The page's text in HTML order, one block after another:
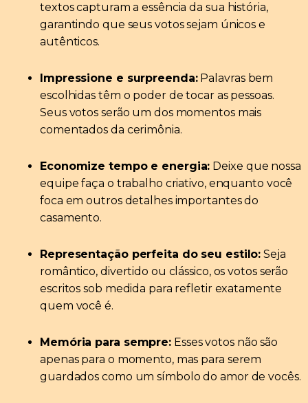
textos capturam a essência da sua história,
garantindo que seus votos sejam únicos e
autênticos.
Impressione e surpreenda:Palavras bem
escolhidas têm o poder de tocar as pessoas.
Seus votos serão um dos momentos mais
comentados da cerimônia.
Economize tempo e energia: Deixe que nossa
equipe faça o trabalho criativo, enquanto você
foca em outros detalhes importantes do
casamento.
Representação perfeita do seu estilo: Seja
romântico, divertido ou clássico, os votos serão
escritos sob medida para refletir exatamente
quem você é.
Memória para sempre: Esses votos não são
apenas para o momento, mas para serem
guardados como um símbolo do amor de vocês.